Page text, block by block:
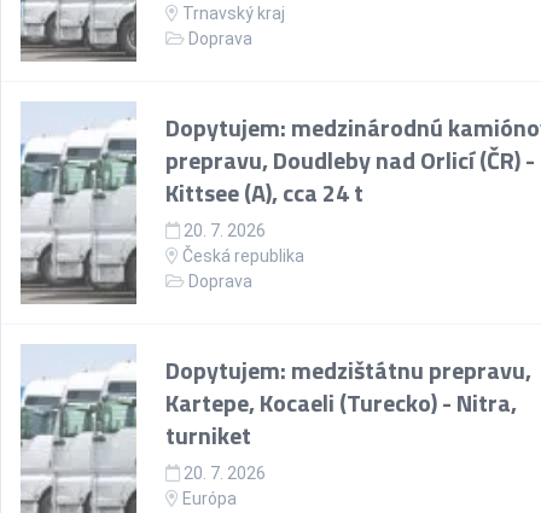
Trnavský kraj
Doprava
Dopytujem: medzinárodnú
prepravu, Doudleby nad Orlicí (ČR) -
Kittsee (A), cca 24 t
20. 7. 2026
Česká republika
Doprava
Dopytujem: medzištátnu prepravu,
Kartepe, Kocaeli (Turecko) - Nitra,
turniket
20. 7. 2026
Európa